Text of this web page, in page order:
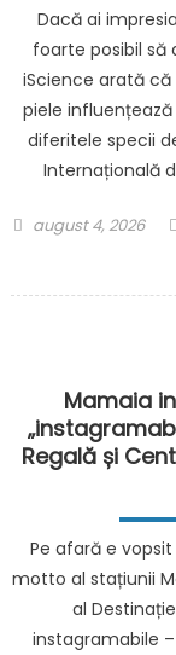
Dacă ai
foarte posibil să
iScience arată
piele
diferitele specii
Internațională
Posted
august 4, 2026
Mamaia
Regală și
Pe afară e
motto al stațiunii
al
instagramabile